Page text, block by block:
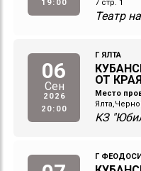
19:00
7 стр. 1
Театр
06
Сен
2026
20:00
Г ЯЛТА
ОТ
Место
КЗ
Г